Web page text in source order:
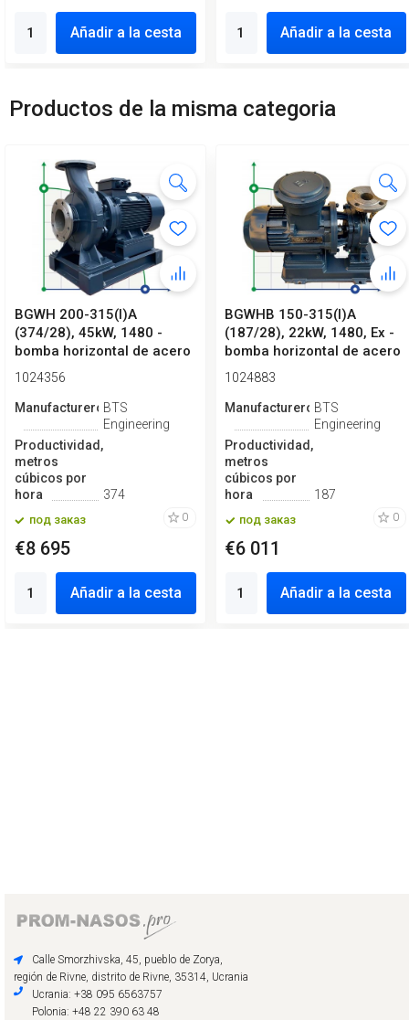
Añadir a la cesta Añadir a la cesta
Productos de la misma categoria
BGWH 200-315(I)A
(374/28), 45kW, 1480 -
bomba horizontal de acero
inoxidable
1024356
Manufacturero BTS
Engineering
Productividad,
metros
cúbicos por
hora
374
под заказ 0
€8 695
Añadir a la cesta
BGWHB 150-315(I)A
(187/28), 22kW, 1480, Ex -
bomba horizontal de acero
inoxid...
1024883
Manufacturero BTS
Engineering
Productividad,
metros
cúbicos por
hora
187
под заказ 0
€6 011
Añadir a la cesta
Calle Smorzhivska, 45, pueblo de Zorya,
región de Rivne, distrito de Rivne, 35314, Ucrania
Ucrania: +38 095 6563757
Polonia: +48 22 390 63 48